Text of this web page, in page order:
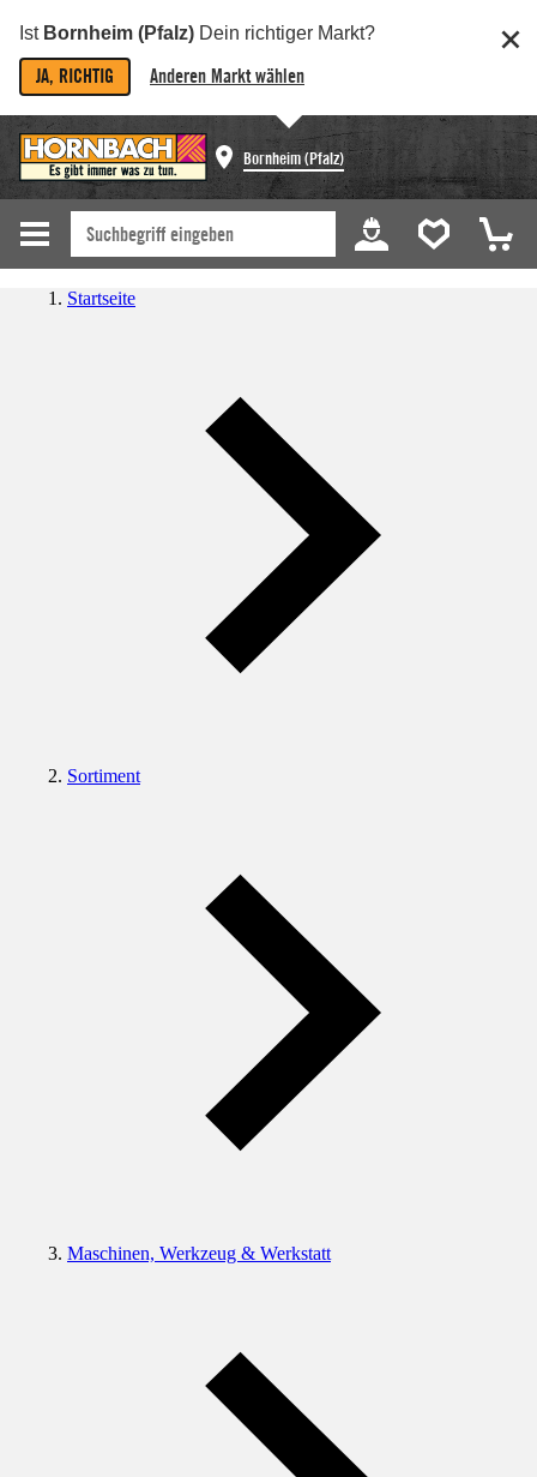
Ist Bornheim (Pfalz) Dein richtiger Markt?
JA, RICHTIG Anderen Markt wählen
Bornheim (Pfalz)
Startseite
Sortiment
Maschinen, Werkzeug & Werkstatt